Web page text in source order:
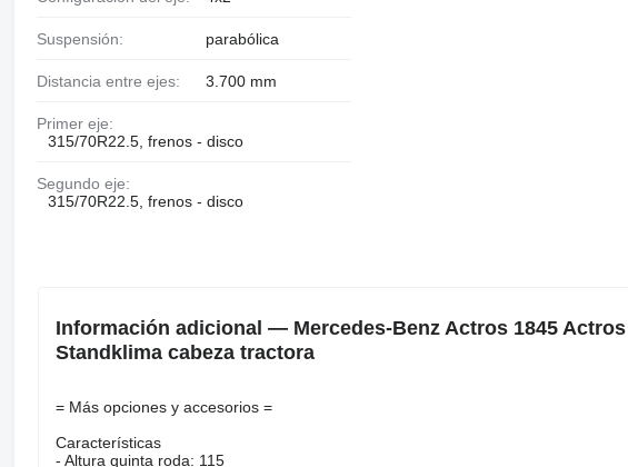
Suspensión: parabólica
Distancia entre ejes: 3.700 mm
Primer eje:
315/70R22.5, frenos - disco
Segundo eje:
315/70R22.5, frenos - disco
Información adicional — Mercedes-Benz Actros 1845
Standklima cabeza tractora
= Más opciones y accesorios =
Características
- Altura quinta roda: 115